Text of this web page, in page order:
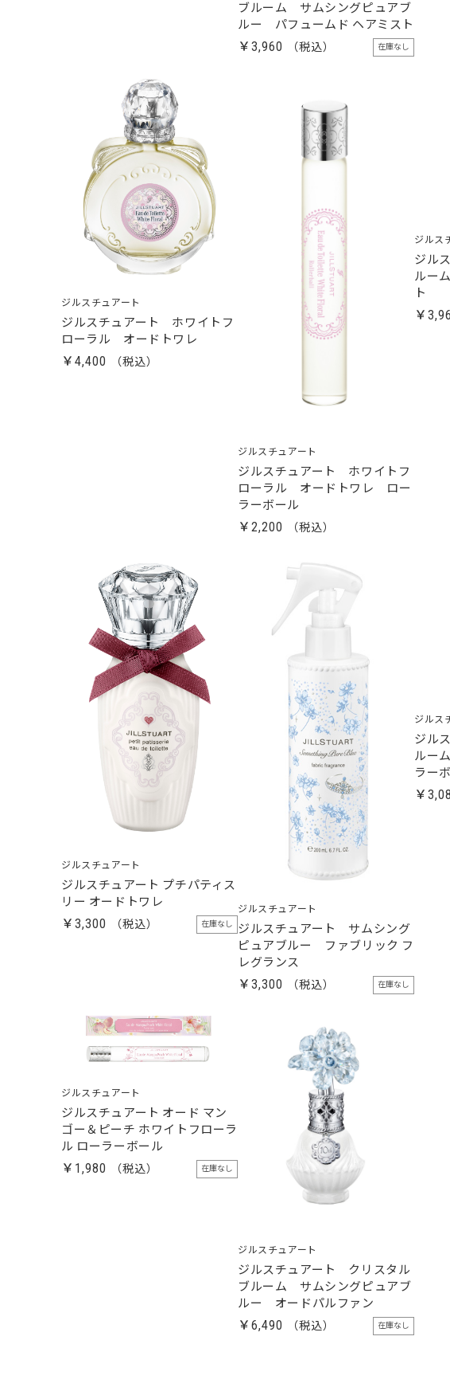
ブルーム サムシングピュアブ
ルー パフュームド ヘアミスト
￥3,960 在庫なし
ジルスチュアート
ジルスチュアート ホワイトフ
ローラル オードトワレ
￥4,400
ジルスチュアート
ジルスチュアート ホワイトフ
ローラル オードトワレ ロー
ラーボール
￥2,200
ジルス
ジル
ルー
ト
￥
ジルスチュアート
ジルスチュアート プチパティス
リー オードトワレ
￥3,300 在庫なし
ジルスチュアート
ジルスチュアート サムシング
ピュアブルー ファブリック フ
レグランス
￥3,300 在庫なし
ジルス
ジル
ルー
ラー
￥
ジルスチュアート
ジルスチュアート オード マン
ゴー＆ピーチ ホワイトフローラ
ル ローラーボール
￥1,980 在庫なし
ジルスチュアート
ジルスチュアート クリスタル
ブルーム サムシングピュアブ
ルー オードパルファン
￥6,490 在庫なし